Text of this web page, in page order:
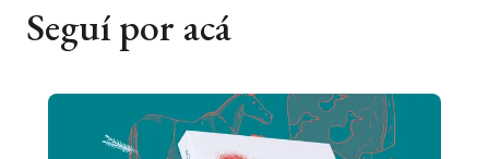
Seguí por acá